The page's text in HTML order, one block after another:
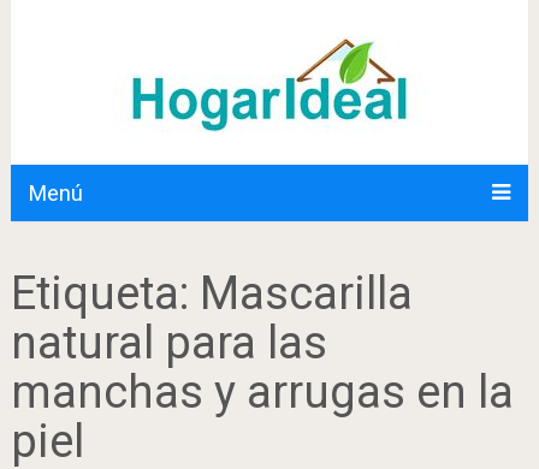
Menú
Etiqueta: Mascarilla
natural para las
manchas y arrugas en la
piel